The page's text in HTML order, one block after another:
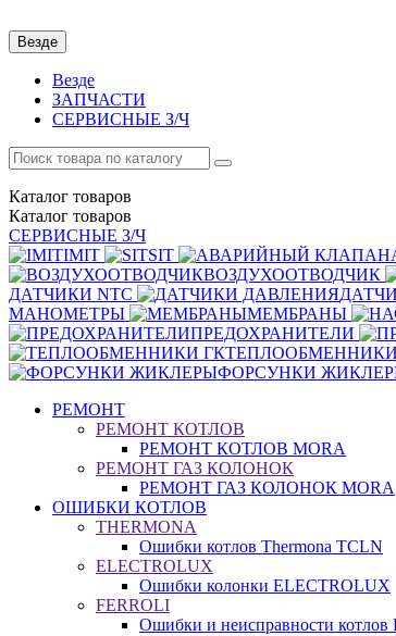
Везде
Везде
ЗАПЧАСТИ
СЕРВИСНЫЕ З/Ч
Каталог товаров
Каталог товаров
СЕРВИСНЫЕ З/Ч
IMIT
SIT
ВОЗДУХООТВОДЧИК
ДАТЧИКИ NTC
МАНОМЕТРЫ
МЕМБРАНЫ
ПРЕДОХРАНИТЕЛИ
ФОРСУНКИ
РЕМОНТ
РЕМОНТ КОТЛОВ
РЕМОНТ КОТЛОВ MORA
РЕМОНТ ГАЗ КОЛОНОК
РЕМОНТ ГАЗ КОЛОНОК MORA
ОШИБКИ КОТЛОВ
THERMONA
Ошибки котлов Thermona TCLN
ELECTROLUX
Ошибки колонки ELECTROLUX
FERROLI
Ошибки и неисправности